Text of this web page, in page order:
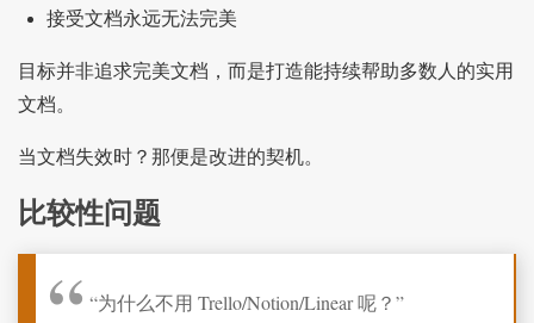
接受文档永远无法完美
目标并非追求完美文档，而是打造能持续帮助多数人的实用
文档。
当文档失效时？那便是改进的契机。
比较性问题
“为什么不用 Trello/Notion/Linear 呢？”